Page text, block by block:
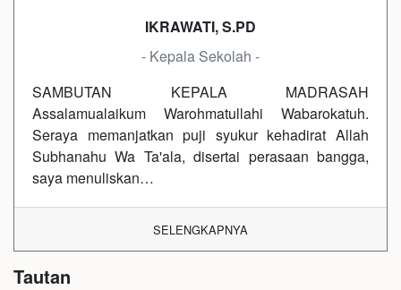
IKRAWATI, S.PD
- Kepala Sekolah -
SAMBUTAN KEPALA MADRASAH
Assalamualaikum Warohmatullahi Wabarokatuh.
Seraya memanjatkan puji syukur kehadirat Allah
Subhanahu Wa Ta'ala, disertai perasaan bangga,
saya menuliskan…
SELENGKAPNYA
Tautan